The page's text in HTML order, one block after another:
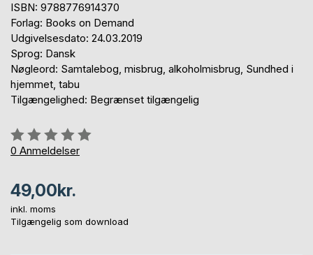
ISBN: 9788776914370
Forlag: Books on Demand
Udgivelsesdato: 24.03.2019
Sprog: Dansk
Nøgleord: Samtalebog, misbrug, alkoholmisbrug, Sundhed i
hjemmet, tabu
Tilgængelighed: Begrænset tilgængelig
Anmeldelse::
0%
0 Anmeldelser
49,00kr.
inkl. moms
Tilgængelig som download